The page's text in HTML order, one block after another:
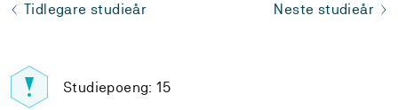
Tidlegare studieår Neste studieår
Studiepoeng: 15